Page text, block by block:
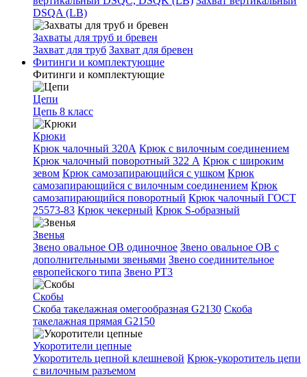
DSQA (LB)
Захваты для труб и бревен
Захват для труб Захват для бревен
Фитинги и комплектующие
Фитинги и комплектующие
Цепи
Цепь 8 класс
Крюки
Крюк чалочный 320А Крюк с вилочным соединением
Крюк чалочный поворотный 322 А Крюк с широким
зевом Крюк самозапирающийся с ушком Крюк
самозапирающийся с вилочным соединением Крюк
самозапирающийся поворотный Крюк чалочный ГОСТ
25573-83 Крюк чекерный Крюк S-образный
Звенья
Звено овальное OB одиночное Звено овальное ОВ с
дополнительными звеньями Звено соединительное
европейского типа Звено РТ3
Скобы
Скоба такелажная омегообразная G2130 Скоба
такелажная прямая G2150
Укоротители цепные
Укоротитель цепной клешневой Крюк-укоротитель цепи
с вилочным разъемом